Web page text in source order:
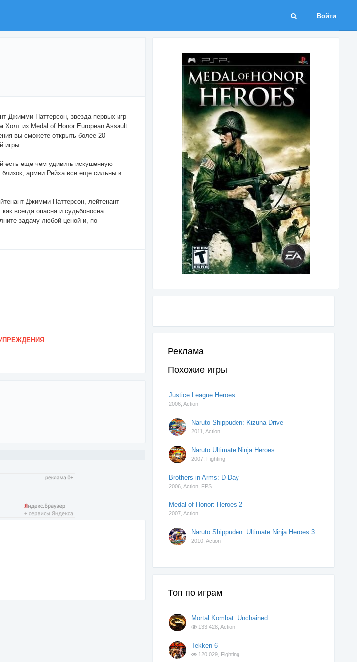
Войти
Джимми Паттерсон, звезда первых игр
Холт из Medal of Honor European Assault
вы сможете открыть более 20
игры.
есть еще чем удивить искушенную
армии Рейха все еще сильны и
Джимми Паттерсон, лейтенант
всегда опасна и судьбоносна.
задачу любой ценой и, по
Реклама
Похожие игры
Justice League Heroes
2006,Action
Naruto Shippuden: Kizuna Drive
2011,Action
Naruto Ultimate Ninja Heroes
2007, Fighting
Brothers in Arms: D-Day
2006,Action FPS
Medal of Honor: Heroes 2
2007,Action
Naruto Shippuden: Ultimate Ninja Heroes 3
2010,Action
Топ по играм
Mortal Kombat: Unchained
133 428,Action
Tekken 6
120 029, Fighting